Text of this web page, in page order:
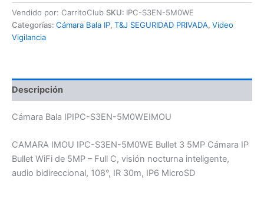
Vendido por: CarritoClub SKU: IPC-S3EN-5M0WE
Categorías: Cámara Bala IP, T&J SEGURIDAD PRIVADA, Video
Vigilancia
Descripción
Cámara Bala IPIPC-S3EN-5M0WEIMOU
CAMARA IMOU IPC-S3EN-5M0WE Bullet 3 5MP Cámara IP
Bullet WiFi de 5MP – Full C, visión nocturna inteligente,
audio bidireccional, 108°, IR 30m, IP6 MicroSD